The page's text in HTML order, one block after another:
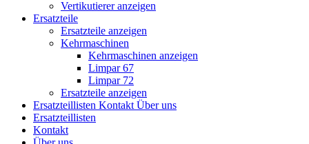
Vertikutierer anzeigen
Ersatzteile
Ersatzteile anzeigen
Kehrmaschinen
Kehrmaschinen anzeigen
Limpar 67
Limpar 72
Ersatzteile anzeigen
Ersatzteillisten Kontakt Über uns
Ersatzteillisten
Kontakt